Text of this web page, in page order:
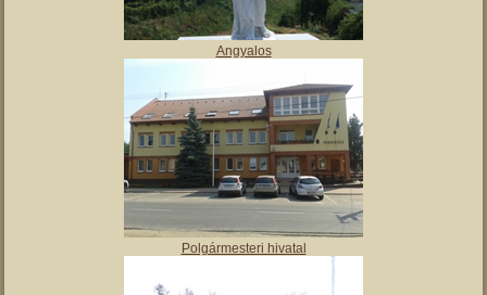
Vajai Ős-tó